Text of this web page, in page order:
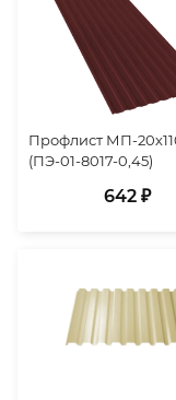
Профлист МП-
(ПЭ-01-8017-0,45)
642 ₽